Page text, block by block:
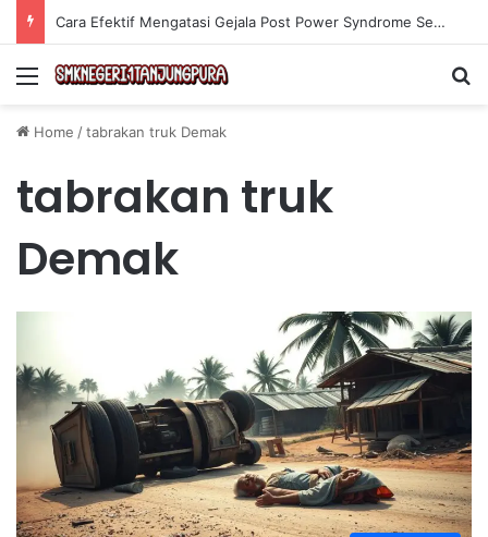
Cara Efektif Mengatasi Gejala Post Power Syndrome Setelah Pensiun Kerja
Menu
Home /tabrakan truk Demak
tabrakan truk
Demak